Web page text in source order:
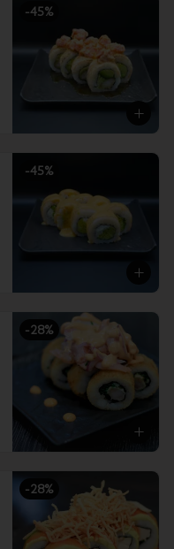
-45%
-45%
-28%
-28%